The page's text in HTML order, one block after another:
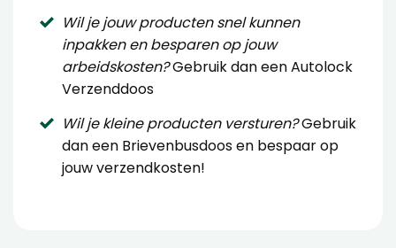
Wil je jouw producten snel kunnen
inpakken en besparen op jouw
arbeidskosten?Gebruik dan eenAutolock
Verzenddoos
Wil je kleine producten versturen?Gebruik
dan een Brievenbusdoosen bespaar op
jouw verzendkosten!